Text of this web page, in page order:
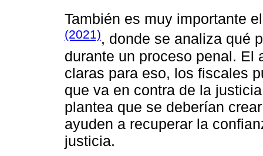
También es muy importante
(2021), donde se analiza qué
durante un proceso penal. El
claras para eso, los fiscales
que va en contra de la
plantea que se deberían
ayuden a recuperar la
justicia.